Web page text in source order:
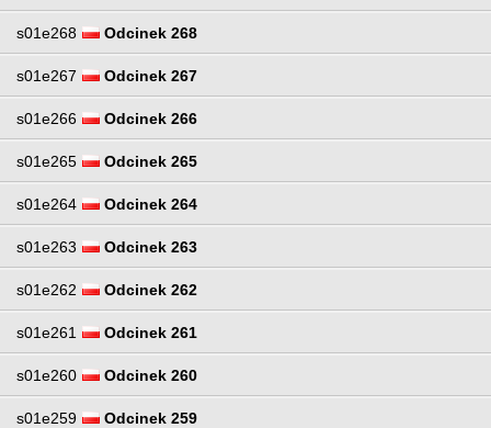
s01e268 Odcinek 268
s01e267 Odcinek 267
s01e266 Odcinek 266
s01e265 Odcinek 265
s01e264 Odcinek 264
s01e263 Odcinek 263
s01e262 Odcinek 262
s01e261 Odcinek 261
s01e260 Odcinek 260
s01e259 Odcinek 259